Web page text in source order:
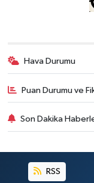
Hava Durumu
Puan Durumu ve
Son Dakika
RSS